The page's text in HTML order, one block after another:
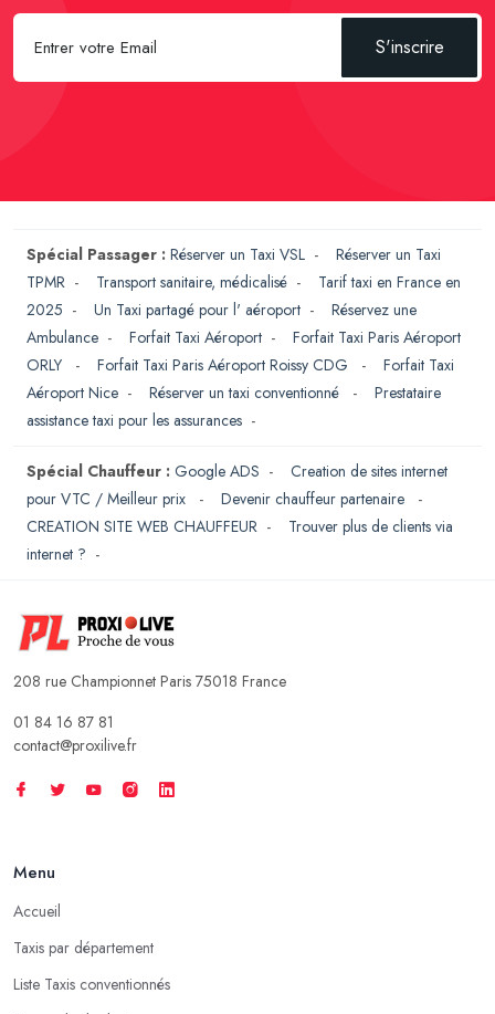
S'inscrire
Spécial Passager : Réserver un Taxi VSL - Réserver un Taxi
TPMR - Transport sanitaire, médicalisé - Tarif taxi en France en
2025 - Un Taxi partagé pour l' aéroport - Réservez une
Ambulance - Forfait Taxi Aéroport - Forfait Taxi Paris Aéroport
ORLY
- Forfait Taxi Paris Aéroport Roissy CDG - Forfait Taxi
Aéroport Nice - Réserver un taxi conventionné - Prestataire
assistance taxi pour les assurances -
Spécial Chauffeur : Google ADS - Creation de sites internet
pour VTC / Meilleur prix
- Devenir chauffeur partenaire
-
CREATION SITE WEB CHAUFFEUR - Trouver plus de clients via
internet ? -
208 rue Championnet Paris 75018 France
01 84 16 87 81
contact@proxilive.fr
Menu
Accueil
Taxis par département
Liste Taxis conventionnés